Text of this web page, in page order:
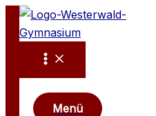
Zum
Inhalt
springen
Menü